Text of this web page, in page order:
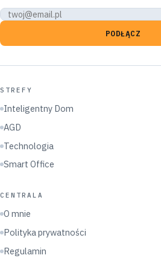
PODŁĄCZ
STREFY
Inteligentny Dom
AGD
Technologia
Smart Office
CENTRALA
O mnie
Polityka prywatności
Regulamin